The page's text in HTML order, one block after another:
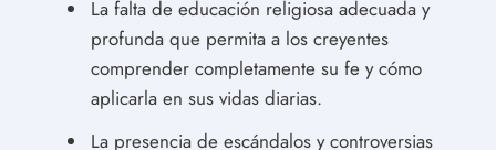
La falta de educación religiosa adecuada y
profunda que permita a los creyentes
comprender completamente su fe y cómo
aplicarla en sus vidas diarias.
La presencia de escándalos y controversias